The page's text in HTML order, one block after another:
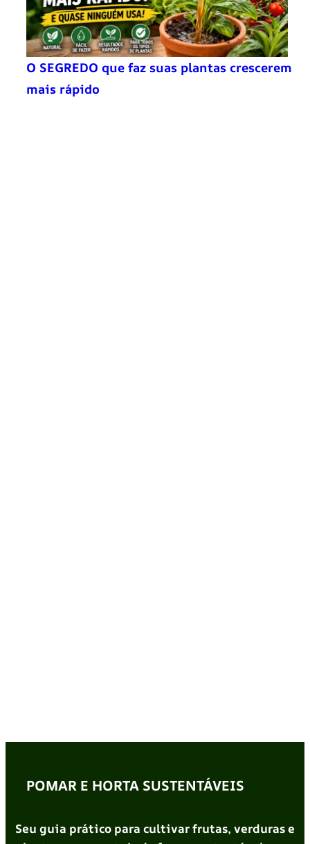
O SEGREDO que faz suas plantas crescerem
mais rápido
POMAR E HORTA SUSTENTÁVEIS
Seu guia prático para cultivar frutas, verduras e